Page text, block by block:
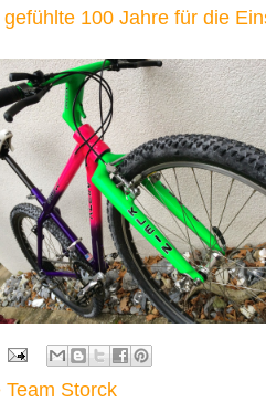
100 Jahre für die
Team Storck